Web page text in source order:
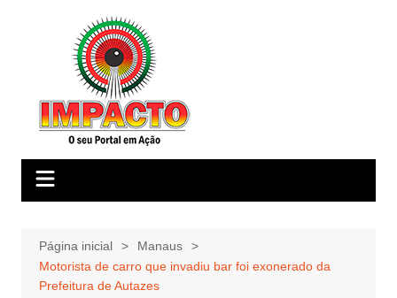
Página inicial
Manaus
Motorista de carro que invadiu bar foi exonerado da
Prefeitura de Autazes